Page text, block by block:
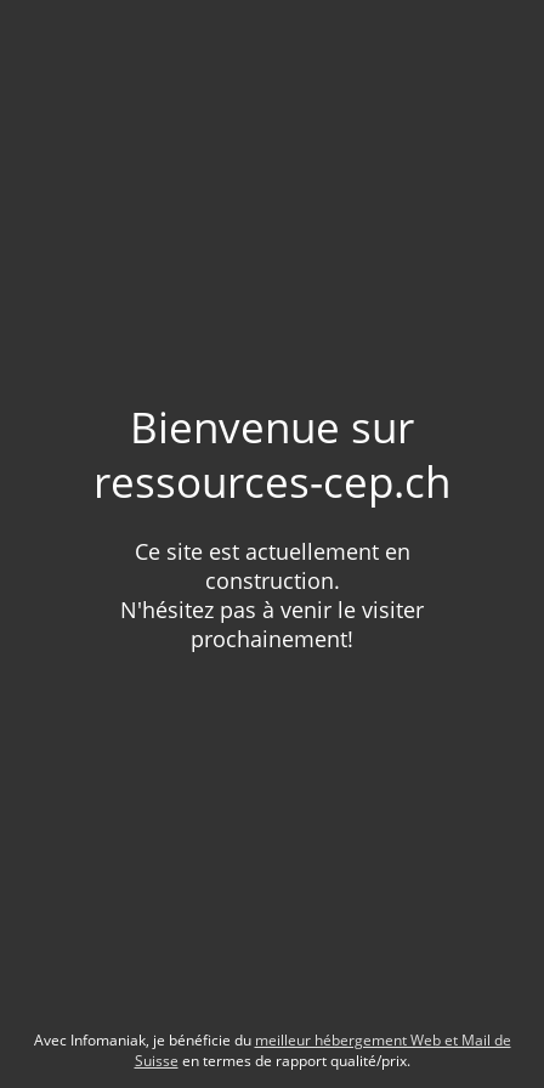
Bienvenue sur
ressources-cep.ch
Ce site est actuellement en
construction.
N'hésitez pas à venir le visiter
prochainement!
Avec Infomaniak, je bénéficie du meilleur hébergement Web et Mail de
Suisse en termes de rapport qualité/prix.